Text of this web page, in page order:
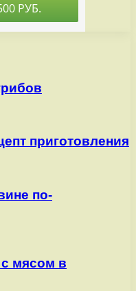
приготовления
по-
мясом в